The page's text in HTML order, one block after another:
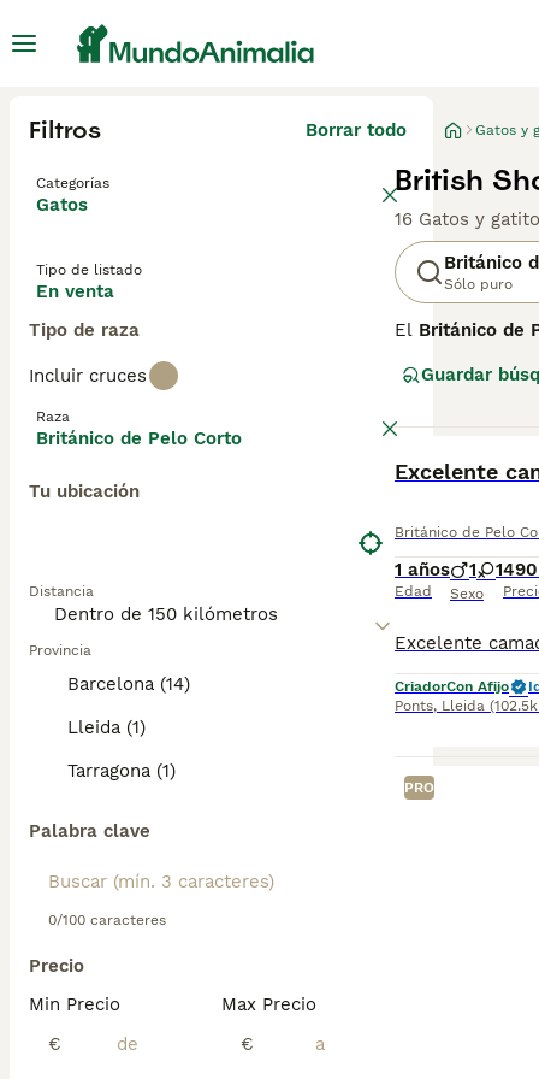
Filtros Borrar todo
Categorías
Gatos
Tipo de listado
En venta
Tipo de raza
Incluir cruces
Raza
Británico de Pelo Corto
Tu ubicación
Distancia
Provincia
Barcelona (14)
Lleida (1)
Tarragona (1)
Palabra clave
0/100 caracteres
Precio
Min Precio
€
Max Precio
€
Gatos y
British
16 Gatos y
Británico
Sólo puro
El Británico de
Con el tiempo,
controlados y
El Británico de
un pelaje
fáciles de
especialmente
para eliminar el
los cuidados
Guardar
Excelente
Británico de Pelo
1 años
Edad
1 1
Sexo
CriadorCon Afijo
Ponts, Lleida
PRO